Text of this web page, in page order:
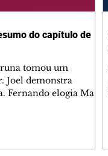
do capítulo de
tomou um
Joel demonstra
Fernando elogia Mau